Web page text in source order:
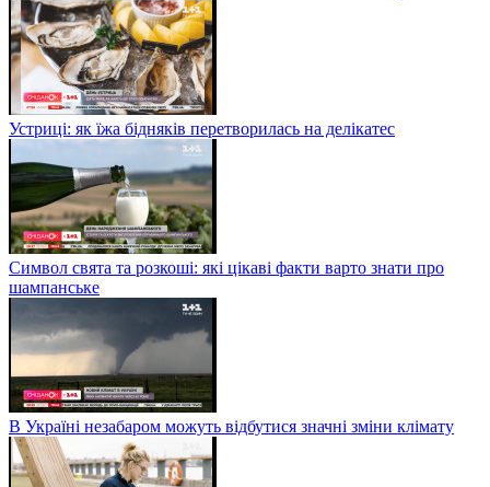
Устриці: як їжа бідняків перетворилась на делікатес
Символ свята та розкоші: які цікаві факти варто знати про
шампанське
В Україні незабаром можуть відбутися значні зміни клімату